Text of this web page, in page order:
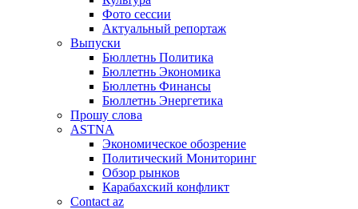
Фото сессии
Актуальный репортаж
Выпуски
Бюллетнь Политика
Бюллетнь Экономика
Бюллетнь Финансы
Бюллетнь Энергетика
Прошу слова
ASTNA
Экономическое обозрение
Политический Мониторинг
Обзор рынков
Карабахский конфликт
Contact az